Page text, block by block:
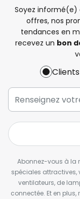
Soyez informé(e)
offres, nos
tendances en
recevez un bon
Abonnez-vous à la
spéciales attractives,
ventilateurs, de
connectée. Et en